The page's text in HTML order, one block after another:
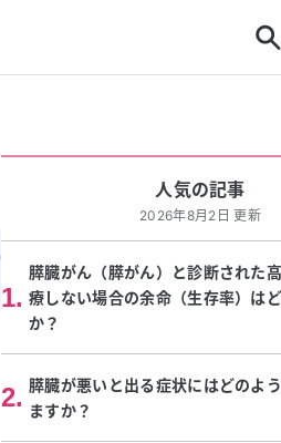
人気の記事
2026年8月2日 更新
1.
膵臓がん（膵がん）と診断された
療しない場合の余命（生存率）は
か？
2. 膵臓が悪いと出る症状にはどのよ
ますか？